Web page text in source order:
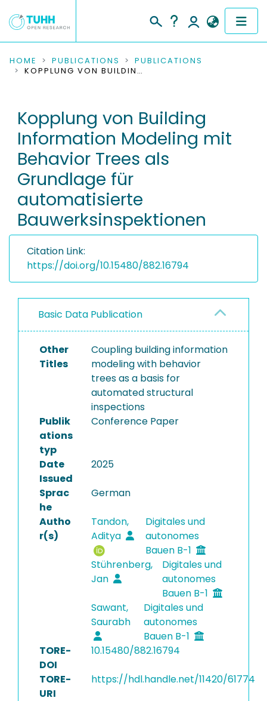
COMMUNITIES & COLLECTIONS
RESEARCH DATA
PEOPLE
INSTITUTIONS
PROJECTS
HOME PUBLICATIONS
PUBLICATIONS
KOPPLUNG VON BUILDING INFORMATION MODELING MIT BEHAVIOR TREES ALS GRUNDLAGE FÜR AUTOMATISIERTE BAUWERKSINSPEKTIONEN
Kopplung von Building
Information Modeling mit
Behavior Trees als
Grundlage für
automatisierte
Bauwerksinspektionen
Citation Link:
https://doi.org/10.15480/882.16794
Basic Data Publication
Other
Titles
Coupling building information
modeling with behavior
trees as a basis for
automated structural
inspections
Publik
ations
typ
Conference Paper
Date
Issued
2025
Sprac
he
German
Autho
r(s)
Tandon,
Aditya
Digitales und
autonomes
Bauen B-1
Stührenberg,
Jan
Digitales und
autonomes
Bauen B-1
Sawant,
Saurabh
Digitales und
autonomes
Bauen B-1
TORE-
DOI
10.15480/882.16794
TORE-
URI
https://hdl.handle.net/11420/61774